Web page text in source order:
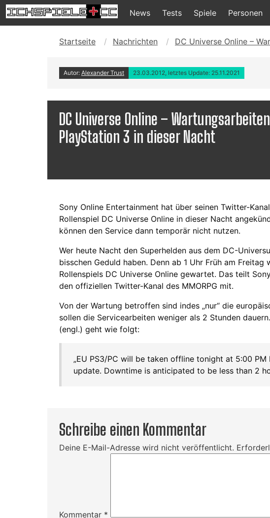
News Tests Spiele Personen
Startseite Nachrichten DC Universe Online –
Autor: Alexander Trust 23.03.2012, letztes Update: 25.11.2021
DC Universe Online –
PlayStation 3 in dieser Nacht
Sony Online Entertainment hat über seinen Twitter-
Rollenspiel DC Universe Online in dieser Nacht
können den Service dann temporär nicht nutzen.
Wer heute Nacht den Superhelden aus dem DC-
bisschen Geduld haben. Denn ab 1 Uhr Früh am Freitag
Rollenspiels DC Universe Online gewartet. Das teilt
den offiziellen Twitter-Kanal des MMORPG mit.
Von der Wartung betroffen sind indes „nur“ die
sollen die Servicearbeiten weniger als 2 Stunden
(engl.) geht wie folgt:
„EU PS3/PC will be taken offline tonight at 5:00 PM
update. Downtime is anticipated to be less than 2
Schreibe einen Kommentar
Deine E-Mail-Adresse wird nicht veröffentlicht.
Kommentar *